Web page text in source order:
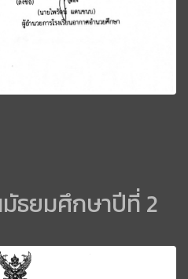
ธยมศึกษาปีที่ 2